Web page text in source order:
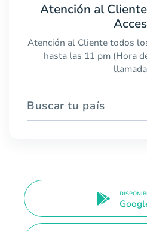
Atención al
Atención al Cliente todos
hasta las 11 pm (Hora
Buscar tu país